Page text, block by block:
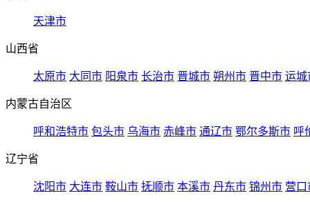
天津市
山西省
太原市 大同市 阳泉市 长治市 晋城市 朔州市 晋中市 运城
内蒙古自治区
呼和浩特市 包头市 乌海市 赤峰市 通辽市 鄂尔多斯市 呼
辽宁省
沈阳市 大连市 鞍山市 抚顺市 本溪市 丹东市 锦州市 营口